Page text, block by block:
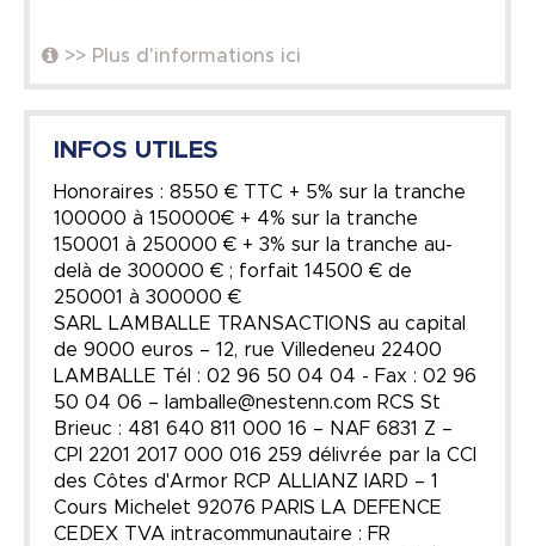
>> Plus d'informations ici
INFOS UTILES
Honoraires : 8550 € TTC + 5% sur la tranche
100000 à 150000€ + 4% sur la tranche
150001 à 250000 € + 3% sur la tranche au-
delà de 300000 € ; forfait 14500 € de
250001 à 300000 €
SARL LAMBALLE TRANSACTIONS au capital
de 9000 euros – 12, rue Villedeneu 22400
LAMBALLE Tél : 02 96 50 04 04 - Fax : 02 96
50 04 06 – lamballe@nestenn.com RCS St
Brieuc : 481 640 811 000 16 – NAF 6831 Z –
CPI 2201 2017 000 016 259 délivrée par la CCI
des Côtes d'Armor RCP ALLIANZ IARD – 1
Cours Michelet 92076 PARIS LA DEFENCE
CEDEX TVA intracommunautaire : FR